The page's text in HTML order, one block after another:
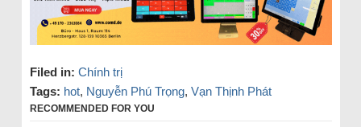
Filed in: Chính trị
Tags: hot, Nguyễn Phú Trọng, Vạn Thịnh Phát
RECOMMENDED FOR YOU